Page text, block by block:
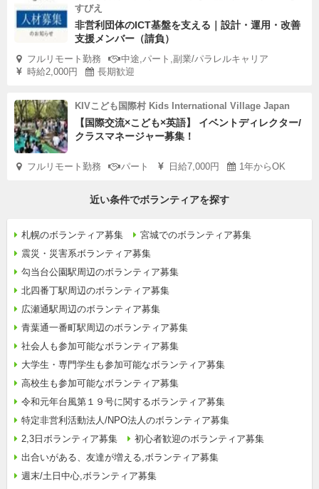
すびえ
非営利団体のICT基盤を支える｜設計・運用・改善
支援メンバー（請負）
フルリモート勤務
中途,パート,副業/パラレルキャリア
時給2,000円
長期歓迎
KIVこども国際村 Kids International Village Japan
【国際交流×こども×英語】 イベントディレクター/
クラスマネージャー募集！
フルリモート勤務 パート 日給7,000円 1年からOK
近い条件でボランティアを探す
札幌のボランティア募集
宮城でのボランティア募集
震災・災害系ボランティア募集
勾当台公園駅周辺のボランティア募集
北四番丁駅周辺のボランティア募集
広瀬通駅周辺のボランティア募集
青葉通一番町駅周辺のボランティア募集
社会人も参加可能なボランティア募集
大学生・専門学生も参加可能なボランティア募集
高校生も参加可能なボランティア募集
令和元年台風第１９号に関するボランティア募集
特定非営利活動法人/NPO法人のボランティア募集
2,3日ボランティア募集
初心者歓迎のボランティア募集
出合いがある、友達が増える,ボランティア募集
週末/土日中心,ボランティア募集